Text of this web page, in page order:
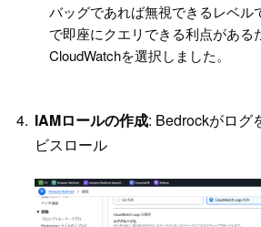
バッグであれば無視できるレベル
で即座にクエリできる利点がある
CloudWatchを選択しました。
IAMロールの作成: Bedrockがログ
ビスロール